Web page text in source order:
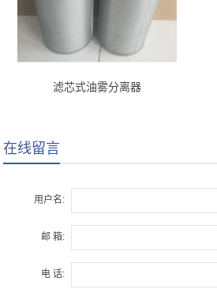
滤芯式油雾分离器
在线留言
用户名:
邮 箱:
电 话: